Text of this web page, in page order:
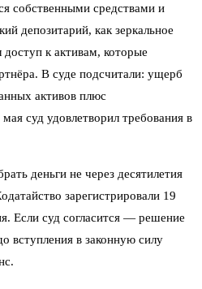
собственными средствами и
депозитарий, как зеркальное
к активам, которые
В суде подсчитали: ущерб
активов плюс
суд удовлетворил требования в
деньги не через десятилетия
зарегистрировали 19
Если суд согласится — решение
вступления в законную силу